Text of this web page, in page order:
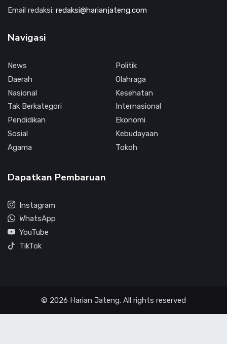
Email redaksi: redaksi@harianjateng.com
Navigasi
News
Daerah
Nasional
Tak Berkategori
Pendidikan
Sosial
Agama
Politik
Olahraga
Kesehatan
Internasional
Ekonomi
Kebudayaan
Tokoh
Dapatkan Pembaruan
Instagram
WhatsApp
YouTube
TikTok
© 2026 Harian Jateng. All rights reserved